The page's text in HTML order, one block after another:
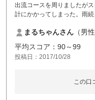
出流コースを周りましたが
計にかかってしまった。雨
まるちゃんさん （男
平均スコア：90～99
投稿日：2017/10/28
この口